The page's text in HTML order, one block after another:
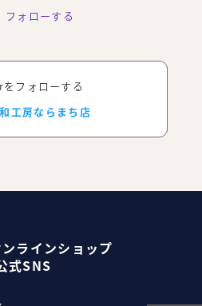
フォローする
フォローする
工房ならまち店
ラインショップ
式SNS